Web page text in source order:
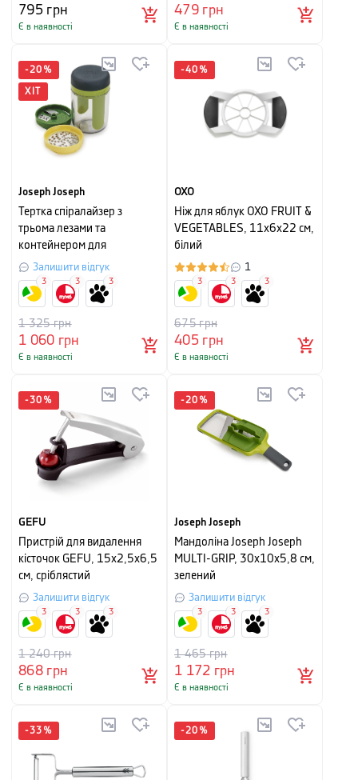
795грн
Є в наявності
479грн
Є в наявності
-20 %
ХІТ
Joseph Joseph
Тертка спіралайзер з
трьома лезами та
контейнером для
зберігання spiro Joseph
Joseph, 17,3х23,5х7,9 см
Залишити відгук
1 060 грн
1 325грн
Є в наявності
3 3 3
-40 %
OXO
Ніж для яблук OXO FRUIT &
VEGETABLES, 11х6х22 см,
білий
1
405грн
675грн
Є в наявності
3 3 3
-30 %
GEFU
Пристрій для видалення
кісточок GEFU, 15x2,5x6,5
см, сріблястий
Залишити відгук
868грн
1 240грн
Є в наявності
3 3 3
-20 %
Joseph Joseph
Мандоліна Joseph Joseph
MULTI-GRIP, 30х10х5,8 см,
зелений
Залишити відгук
1 172 грн
1 465грн
Є в наявності
3 3 3
-33 % -20 %